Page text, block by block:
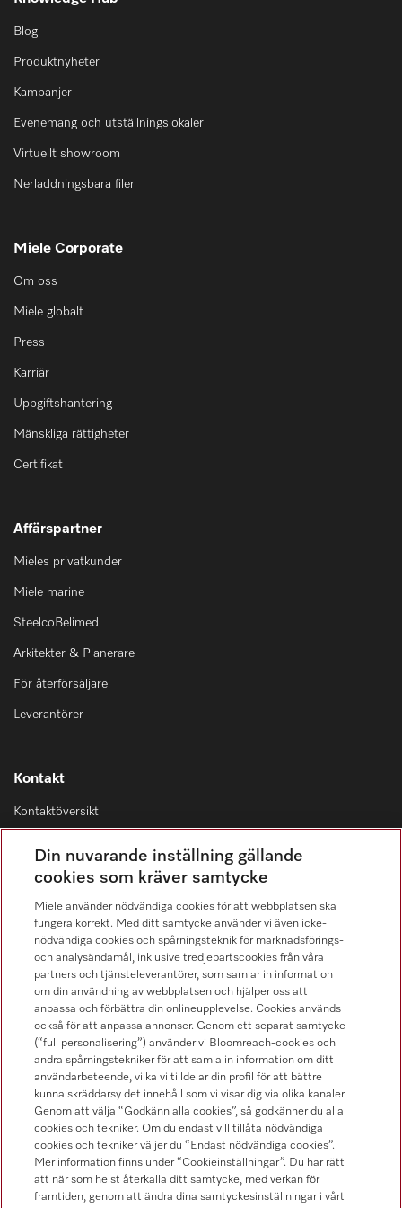
Blog
Produktnyheter
Kampanjer
Evenemang och utställningslokaler
Virtuellt showroom
Nerladdningsbara filer
Miele Corporate
Om oss
Miele globalt
Press
Karriär
Uppgiftshantering
Mänskliga rättigheter
Certifikat
Affärspartner
Mieles privatkunder
Miele marine
SteelcoBelimed
Arkitekter & Planerare
För återförsäljare
Leverantörer
Kontakt
Kontaktöversikt
08-562 29 800
Hitta återförsäljare
Följ Miele Professional
Integritetspolicy
Din nuvarande inställning gällande
cookies som kräver samtycke
Miele använder nödvändiga cookies för att webbplatsen ska
fungera korrekt. Med ditt samtycke använder vi även icke-
nödvändiga cookies och spårningsteknik för marknadsförings-
och analysändamål, inklusive tredjepartscookies från våra
partners och tjänsteleverantörer, som samlar in information
om din användning av webbplatsen och hjälper oss att
anpassa och förbättra din onlineupplevelse. Cookies används
också för att anpassa annonser. Genom ett separat samtycke
(“full personalisering”) använder vi Bloomreach-cookies och
andra spårningstekniker för att samla in information om ditt
användarbeteende, vilka vi tilldelar din profil för att bättre
kunna skräddarsy det innehåll som vi visar dig via olika kanaler.
Genom att välja “Godkänn alla cookies”, så godkänner du alla
cookies och tekniker. Om du endast vill tillåta nödvändiga
cookies och tekniker väljer du “Endast nödvändiga cookies”.
Mer information finns under “Cookieinställningar”. Du har rätt
att när som helst återkalla ditt samtycke, med verkan för
framtiden, genom att ändra dina samtyckesinställningar i vårt